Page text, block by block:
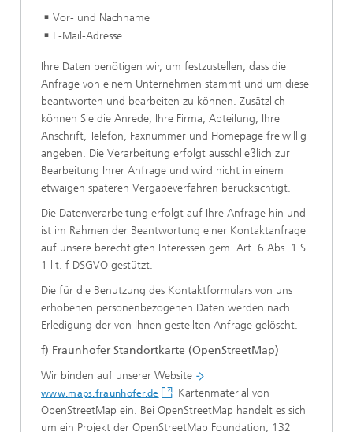
Vor- und Nachname
E-Mail-Adresse
Ihre Daten benötigen wir, um festzustellen, dass die
Anfrage von einem Unternehmen stammt und um diese
beantworten und bearbeiten zu können. Zusätzlich
können Sie die Anrede, Ihre Firma, Abteilung, Ihre
Anschrift, Telefon, Faxnummer und Homepage freiwillig
angeben. Die Verarbeitung erfolgt ausschließlich zur
Bearbeitung Ihrer Anfrage und wird nicht in einem
etwaigen späteren Vergabeverfahren berücksichtigt.
Die Datenverarbeitung erfolgt auf Ihre Anfrage hin und
ist im Rahmen der Beantwortung einer Kontaktanfrage
auf unsere berechtigten Interessen gem. Art. 6 Abs. 1 S.
1 lit. f DSGVO gestützt.
Die für die Benutzung des Kontaktformulars von uns
erhobenen personenbezogenen Daten werden nach
Erledigung der von Ihnen gestellten Anfrage gelöscht.
f) Fraunhofer Standortkarte (OpenStreetMap)
Wir binden auf unserer Website
www.maps.fraunhofer.de
Kartenmaterial von
OpenStreetMap ein. Bei OpenStreetMap handelt es sich
um ein Projekt der OpenStreetMap Foundation, 132